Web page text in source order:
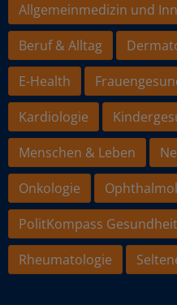
Allgemeinmedizin und
Beruf & Alltag
E-Health
Kardiologie
Menschen & Leben
Onkologie
PolitKompass Gesundheit
Rheumatologie